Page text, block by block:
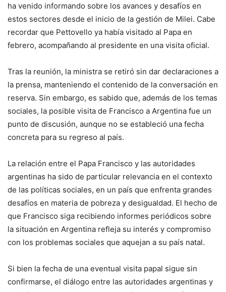
ha venido informando sobre los avances y desafíos en
estos sectores desde el inicio de la gestión de Milei. Cabe
recordar que Pettovello ya había visitado al Papa en
febrero, acompañando al presidente en una visita oficial.
Tras la reunión, la ministra se retiró sin dar declaraciones a
la prensa, manteniendo el contenido de la conversación en
reserva. Sin embargo, es sabido que, además de los temas
sociales, la posible visita de Francisco a Argentina fue un
punto de discusión, aunque no se estableció una fecha
concreta para su regreso al país.
La relación entre el Papa Francisco y las autoridades
argentinas ha sido de particular relevancia en el contexto
de las políticas sociales, en un país que enfrenta grandes
desafíos en materia de pobreza y desigualdad. El hecho de
que Francisco siga recibiendo informes periódicos sobre
la situación en Argentina refleja su interés y compromiso
con los problemas sociales que aquejan a su país natal.
Si bien la fecha de una eventual visita papal sigue sin
confirmarse, el diálogo entre las autoridades argentinas y